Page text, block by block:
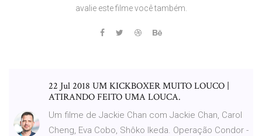
avalie este filme você também.
22 Jul 2018 UM KICKBOXER MUITO LOUCO |
ATIRANDO FEITO UMA LOUCA.
Um filme de Jackie Chan com Jackie Chan, Carol
Cheng, Eva Cobo, Shôko Ikeda. Operação Condor -